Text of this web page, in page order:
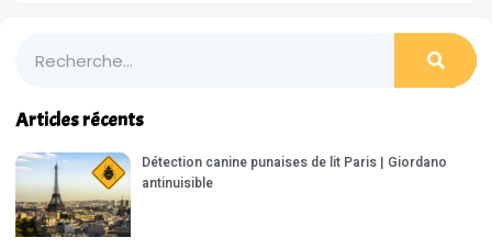
Articles récents
Détection canine punaises de lit Paris | Giordano
antinuisible